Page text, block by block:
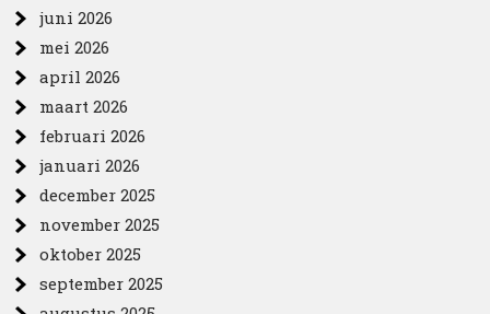
juni 2026
mei 2026
april 2026
maart 2026
februari 2026
januari 2026
december 2025
november 2025
oktober 2025
september 2025